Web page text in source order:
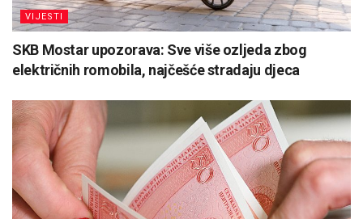
VIJESTI
SKB Mostar upozorava: Sve više ozljeda zbog
električnih romobila, najčešće stradaju djeca